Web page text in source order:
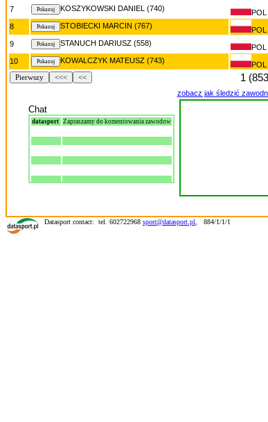
7 KOSZYKOWSKI DANIEL (740) POL
8 STOBIECKI MARCIN (767) POL
9 STANUCH DARIUSZ (558) POL
10 KOWALCZYK MATEUSZ (743) POL
Pierwszy <<< << 1
Chat
datasport Zapraszamy do komentowania zawodow
zobacz jak śledzić
Datasport contact: tel. 602722968 sport@datasport.pl 884/1/1/1